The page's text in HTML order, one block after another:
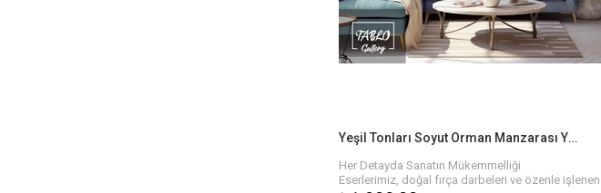
güvenli teslimat ile en kısa sürede yeni tablonuzun
keyfini çıkarabilirsiniz. Her tablo özenle paketlenir
ve size ulaşmadan önce kalite kontrolünden
geçirilir.
Yeşil Tonları Soyut Orman Manzarası Yağlı Boya Dokulu Tablo
Her Detayda Sanatın Mükemmelliği
Eserlerimiz, doğal fırça darbeleri ve özenle işlenen